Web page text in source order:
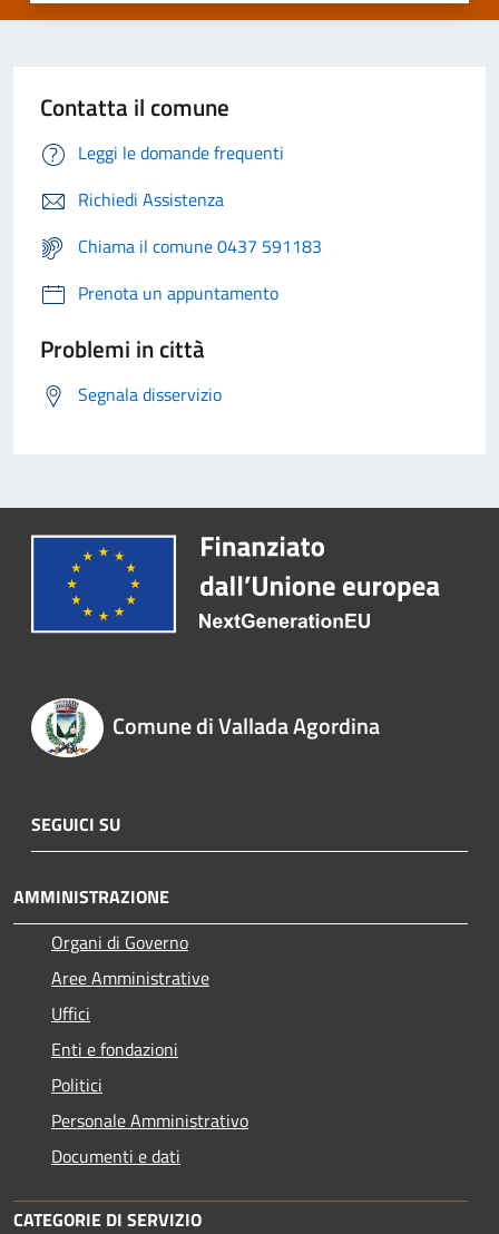
Contatta il comune
Leggi le domande frequenti
Richiedi Assistenza
Chiama il comune 0437 591183
Prenota un appuntamento
Problemi in città
Segnala disservizio
Comune di Vallada Agordina
SEGUICI SU
AMMINISTRAZIONE
Organi di Governo
Aree Amministrative
Uffici
Enti e fondazioni
Politici
Personale Amministrativo
Documenti e dati
CATEGORIE DI SERVIZIO